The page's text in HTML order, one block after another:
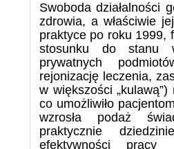
Swoboda działalności
zdrowia, a właściwie
praktyce po roku 1999,
stosunku do stanu
prywatnych
rejonizację leczenia,
w większości
co umożliwiło
wzrosła podaż
praktycznie
efektywności pracy